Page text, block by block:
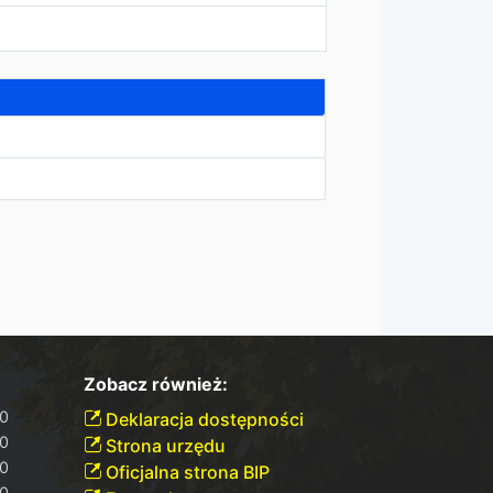
Zobacz również:
Deklaracja dostępności
Strona urzędu
Oficjalna strona BIP